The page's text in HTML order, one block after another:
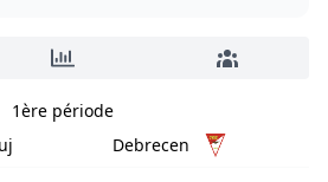
1ère période
Debrecen